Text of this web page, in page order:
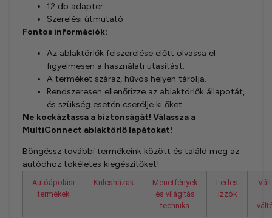
12 db adapter
Szerelési útmutató
Fontos információk:
Az ablaktörlők felszerelése előtt olvassa el
figyelmesen a használati utasítást.
A terméket száraz, hűvös helyen tárolja.
Rendszeresen ellenőrizze az ablaktörlők állapotát,
és szükség esetén cserélje ki őket.
Ne kockáztassa a biztonságát! Válassza a
MultiConnect ablaktörlő lapátokat!
Böngéssz további termékeink között és találd meg az
autódhoz tökéletes kiegészítőket!
Autóápolási
termékek
Kulcsházak
Menetfények
és világítás
technika
Ledes
izzók